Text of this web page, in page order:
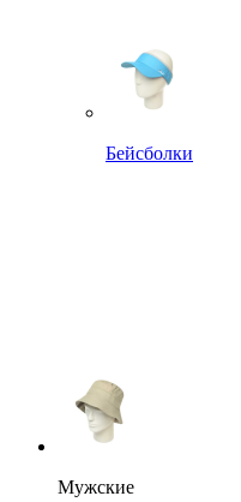
Бейсболки
Мужские